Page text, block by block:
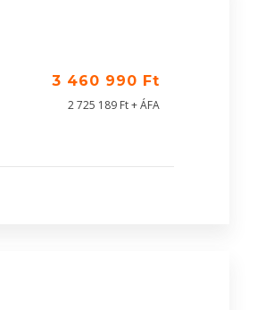
3 460 990 Ft
2 725 189 Ft + ÁFA